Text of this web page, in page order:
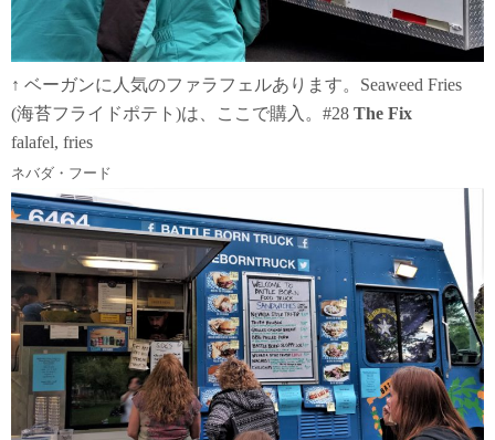
↑ ベーガンに人気のファラフェルあります。Seaweed Fries
(海苔フライドポテト)は、ここで購入。#28 The Fix
falafel, fries
ネバダ・フード